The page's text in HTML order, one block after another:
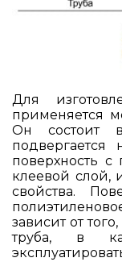
Для
применяется
Он состоит
поверхность с
клеевой слой,
свойства.
зависит от
труба, в